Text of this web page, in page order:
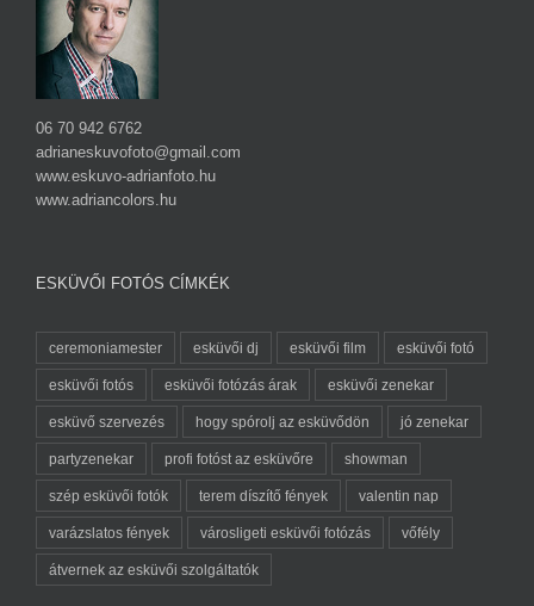
06 70 942 6762
adrianeskuvofoto@gmail.com
www.eskuvo-adrianfoto.hu
www.adriancolors.hu
ESKÜVŐI FOTÓS CÍMKÉK
ceremoniamester esküvői dj esküvői film esküvői fotó
esküvői fotós esküvői fotózás árak esküvői zenekar
esküvő szervezés hogy spórolj az esküvődön jó zenekar
partyzenekar profi fotóst az esküvőre showman
szép esküvői fotók terem díszítő fények valentin nap
varázslatos fények városligeti esküvői fotózás vőfély
átvernek az esküvői szolgáltatók